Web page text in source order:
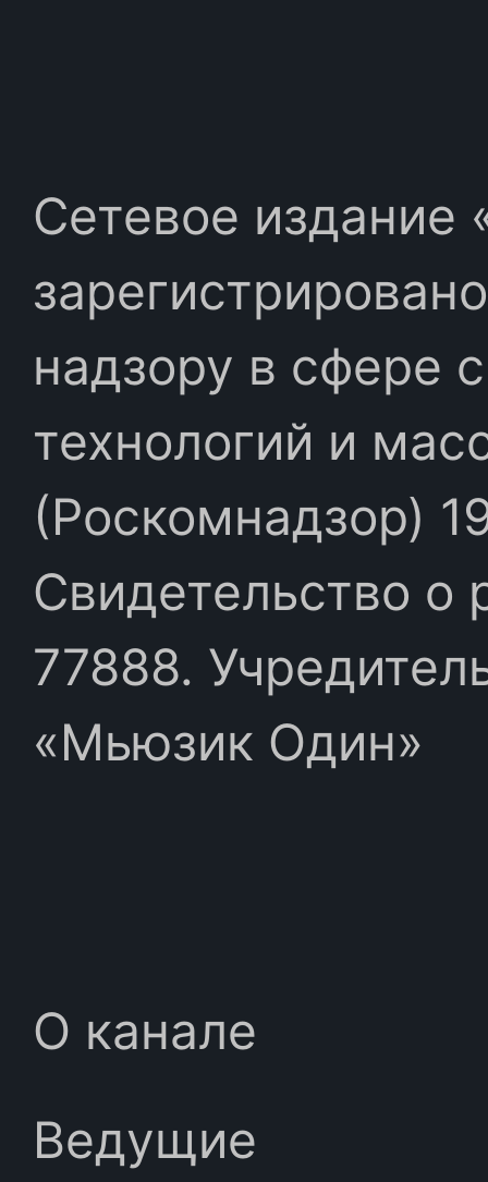
Сетевое издание
надзору в сфере
технологий и
(Роскомнадзор)
Свидетельство
77888.
«Мьюзик Один»
О канале
Ведущие